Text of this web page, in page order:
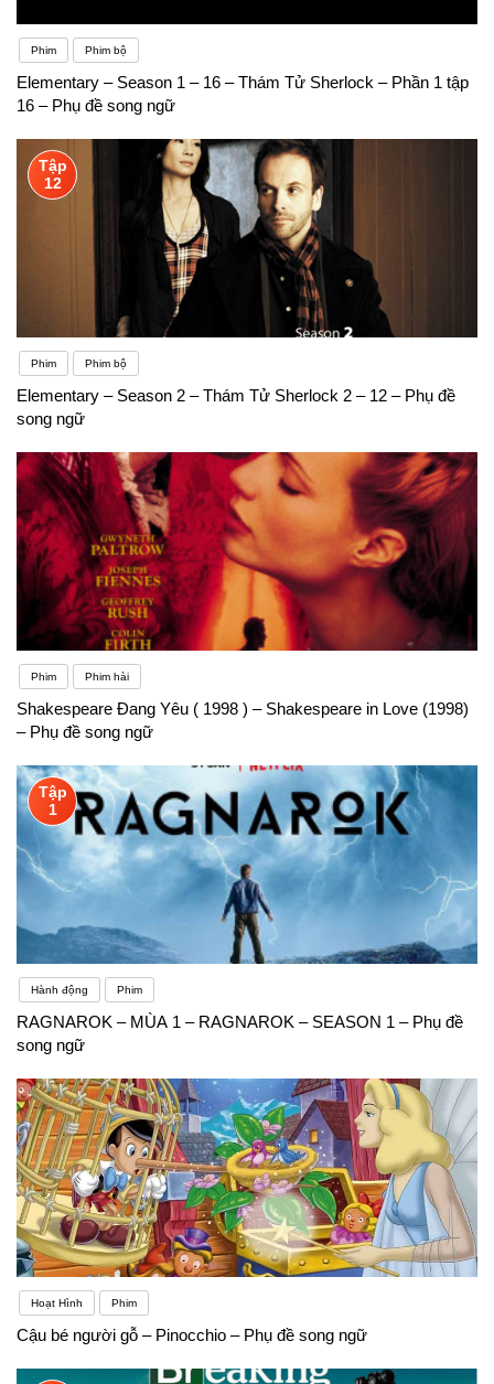
Phim Phim bộ
Elementary – Season 1 – 16 – Thám Tử Sherlock – Phần 1 tập
16 – Phụ đề song ngữ
Tập
12
Phim Phim bộ
Elementary – Season 2 – Thám Tử Sherlock 2 – 12 – Phụ đề
song ngữ
Phim Phim hài
Shakespeare Đang Yêu ( 1998 ) – Shakespeare in Love (1998)
– Phụ đề song ngữ
Tập
1
Hành động Phim
RAGNAROK – MÙA 1 – RAGNAROK – SEASON 1 – Phụ đề
song ngữ
Hoạt Hình Phim
Cậu bé người gỗ – Pinocchio – Phụ đề song ngữ